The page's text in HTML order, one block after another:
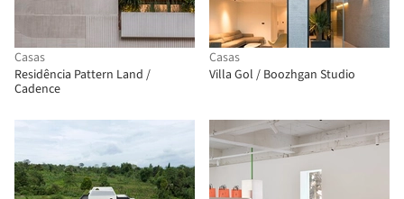
Casas
Residência Pattern Land /
Cadence
Casas
Villa Gol / Boozhgan Studio